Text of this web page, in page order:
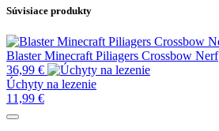
Súvisiace produkty
Blaster Minecraft Piliagers Crossbow Nerf
36,99 €
Úchyty na lezenie
11,99 €